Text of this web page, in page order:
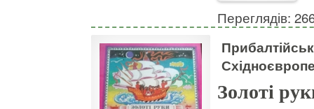
Переглядів:
Золоті